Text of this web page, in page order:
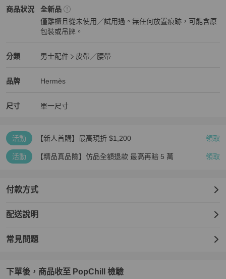
配件：橘盒、緞帶
款作品廣受歡迎，慕名而來的顧客更在Hermès福寶總店排隊等候購
商品狀況
Hermès男士配件商品狀態與細節
全新品
僅離櫃且從未使用／試用過。無任何放置痕跡，可能含原
包裝或吊牌。
分類
Hermès 男士配件分類資訊
男士配件
皮帶／腰帶
品牌
Hermès 精品男士配件
Hermès
Hermès 推薦清單
尺寸 單一尺寸
活動 【新人首購】最高現折 $1,200 領取
活動 【精品真品險】仿品全額退款 最高再賠 5 萬 領取
付款方式
配送說明
常見問題
下單後，商品收至 PopChill 檢驗